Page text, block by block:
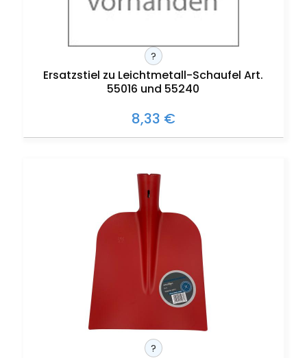
?
Ersatzstiel zu Leichtmetall-Schaufel Art.
55016 und 55240
8,33 €
?